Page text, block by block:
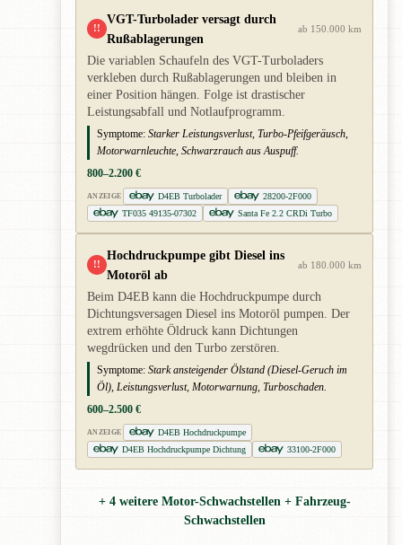
!!
VGT-Turbolader versagt durch
Rußablagerungen
ab 150.000 km
Die variablen Schaufeln des VGT-Turboladers
verkleben durch Rußablagerungen und bleiben in
einer Position hängen. Folge ist drastischer
Leistungsabfall und Notlaufprogramm.
Symptome: Starker Leistungsverlust, Turbo-Pfeifgeräusch,
Motorwarnleuchte, Schwarzrauch aus Auspuff.
800–2.200 €
ANZEIGE D4EB Turbolader
28200-2F000
TF035 49135-07302
Santa Fe 2.2 CRDi Turbo
!!
Hochdruckpumpe gibt Diesel ins
Motoröl ab
ab 180.000 km
Beim D4EB kann die Hochdruckpumpe durch
Dichtungsversagen Diesel ins Motoröl pumpen. Der
extrem erhöhte Öldruck kann Dichtungen
wegdrücken und den Turbo zerstören.
Symptome: Stark ansteigender Ölstand (Diesel-Geruch im
Öl), Leistungsverlust, Motorwarnung, Turboschaden.
600–2.500 €
ANZEIGE
D4EB Hochdruckpumpe
D4EB Hochdruckpumpe Dichtung
33100-2F000
+ 4 weitere Motor-Schwachstellen + Fahrzeug-
Schwachstellen